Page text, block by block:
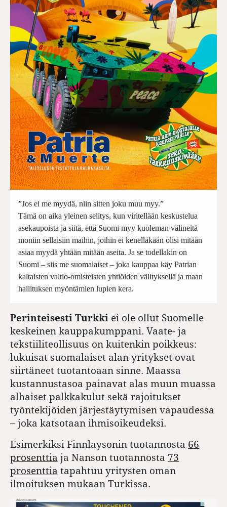
”Jos ei me myydä, niin sitten joku muu myy.”
Tämä on aika yleinen selitys, kun viritellään keskustelua
asekaupoista ja siitä, että Suomi myy kuoleman välineitä
moniin sellaisiin maihin, joihin ei kenelläkään olisi mitään
asiaa myydä yhtään mitään aseita. Ja se todellakin on
Suomi – siis me suomalaiset – joka kauppaa käy Patrian
kaltaisten valtio-omisteisten yhtiöiden välityksellä ja maan
hallituksen myöntämien lupien kera.
Perinteisesti Turkki ei ole ollut Suomelle
keskeinen kauppakumppani. Vaate- ja
tekstiiliteollisuus on kuitenkin poikkeus:
lukuisat suomalaiset alan yritykset ovat
siirtäneet tuotantoaan sinne. Maassa
kustannustasoa painavat alas muun muassa
alhaiset palkkakulut sekä rajoitukset
työntekijöiden järjestäytymisen vapaudessa
– joka katsotaan ihmisoikeudeksi.
Esimerkiksi Finnlaysonin tuotannosta 66
prosenttia ja Nanson tuotannosta 73
prosenttia tapahtuu yritysten oman
ilmoituksen mukaan Turkissa.